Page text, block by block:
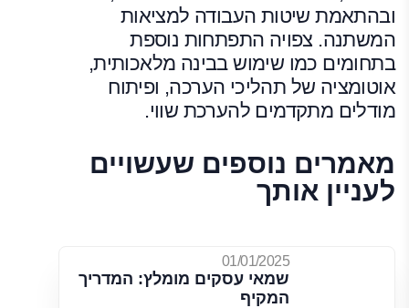
ובהתאמת שיטות העבודה למציאות
המשתנה. צפויה התפתחות נוספת
בתחומים כמו שימוש בבינה מלאכותית,
אוטומציה של תהליכי הערכה, ופיתוח
מודלים מתקדמים להערכת שווי.
מאמרים נוספים שעשויים
לעניין אותך
01/01/2025
שמאי עסקים מומלץ: המדריך
המקיף